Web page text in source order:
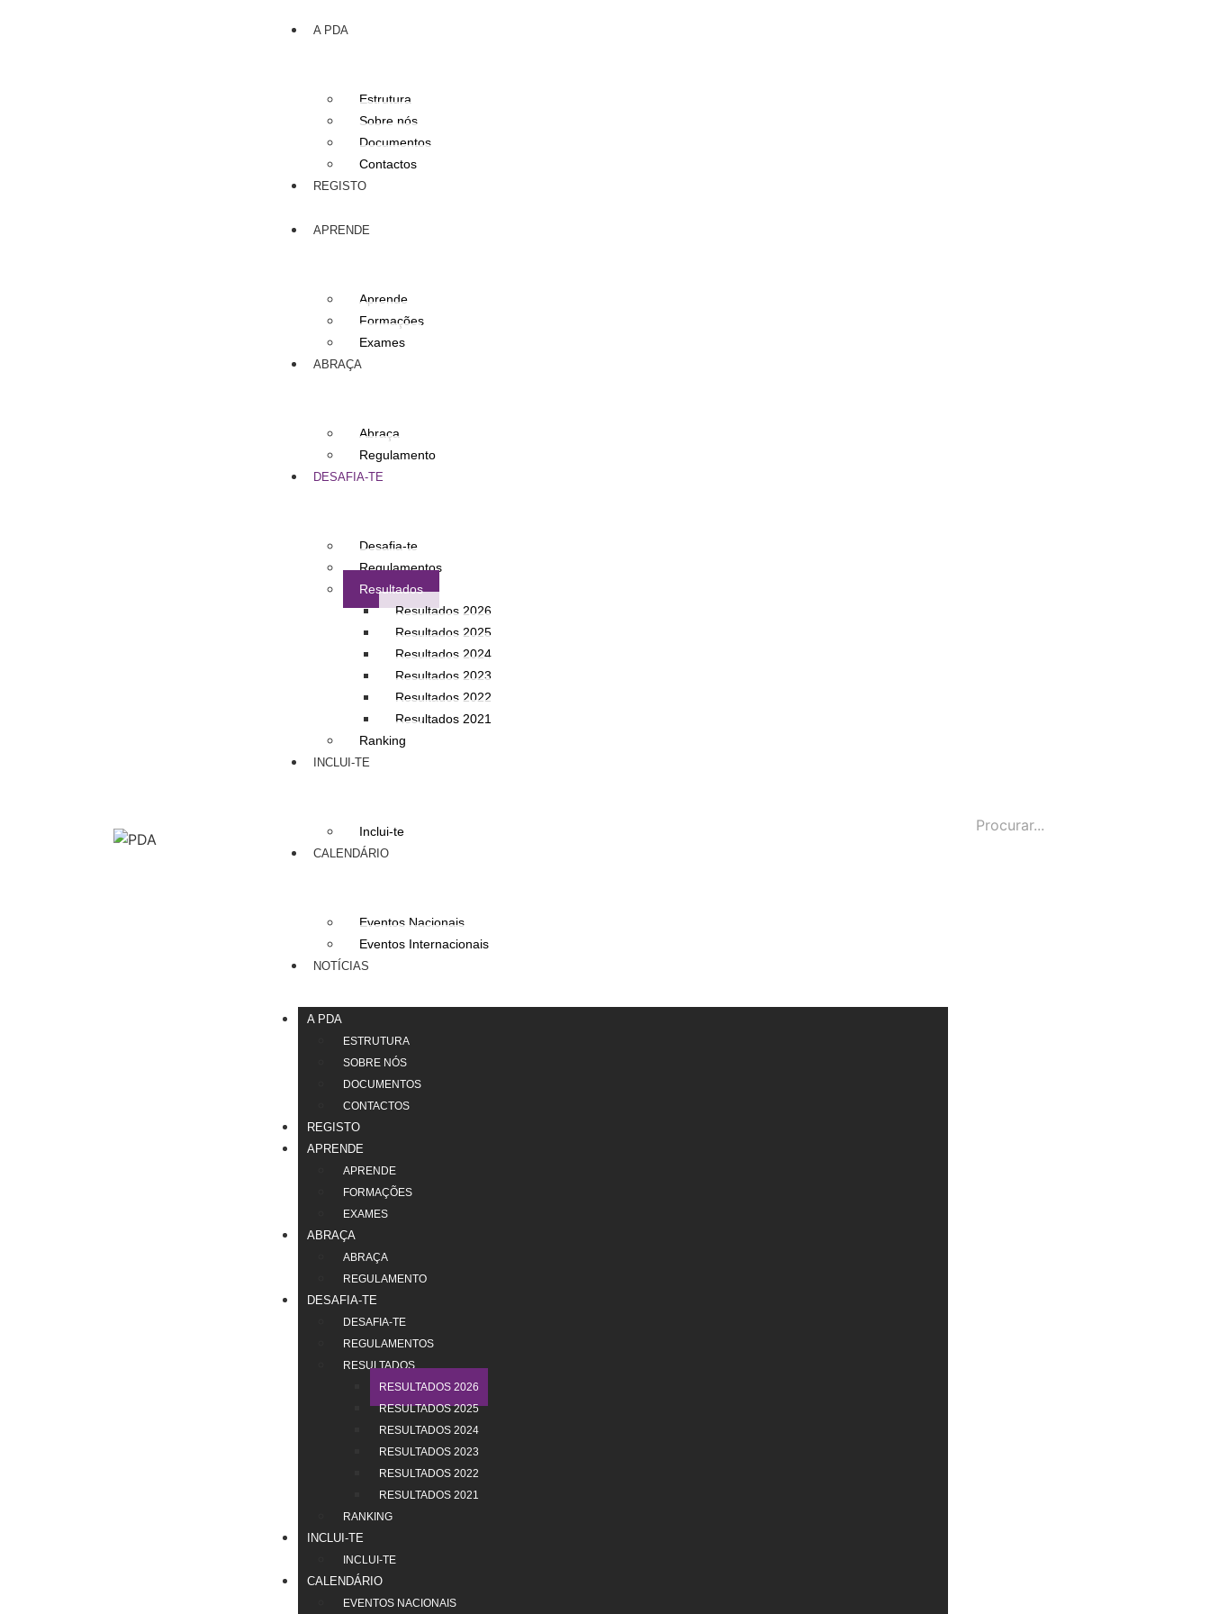
A PDA
Estrutura
Sobre nós
Documentos
Contactos
REGISTO
APRENDE
Aprende
Formações
Exames
ABRAÇA
Abraça
Regulamento
DESAFIA-TE
Desafia-te
Regulamentos
Resultados
Resultados 2026
Resultados 2025
Resultados 2024
Resultados 2023
Resultados 2022
Resultados 2021
Ranking
INCLUI-TE
Inclui-te
CALENDÁRIO
Eventos Nacionais
Eventos Internacionais
NOTÍCIAS
A PDA
ESTRUTURA
SOBRE NÓS
DOCUMENTOS
CONTACTOS
REGISTO
APRENDE
APRENDE
FORMAÇÕES
EXAMES
ABRAÇA
ABRAÇA
REGULAMENTO
DESAFIA-TE
DESAFIA-TE
REGULAMENTOS
RESULTADOS
RESULTADOS 2026
RESULTADOS 2025
RESULTADOS 2024
RESULTADOS 2023
RESULTADOS 2022
RESULTADOS 2021
RANKING
INCLUI-TE
INCLUI-TE
CALENDÁRIO
EVENTOS NACIONAIS